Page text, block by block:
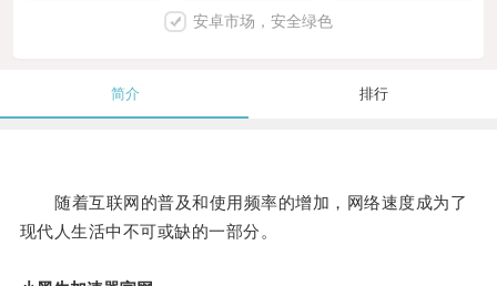
安卓市场，安全绿色
简介 排行
随着互联网的普及和使用频率的增加，网络速度成为了
现代人生活中不可或缺的一部分。